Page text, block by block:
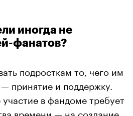
иногда не
фанатов?
подросткам то, чего им
принятие и поддержку.
в фандоме требует
времени — на создание